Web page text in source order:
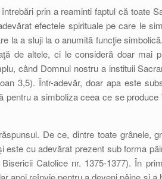
prin a reaminti faptul că toate
efectele spirituale pe care le
la a sluji la o anumită funcţie
de altele, ci le consideră doar mai
când Domnul nostru a instituii
3,5). Într-adevăr, doar apa este
pentru a simboliza ceea ce se
De ce, dintre toate grânele,
cu adevărat prezent sub forma
Catolice nr. 1375-1377). În